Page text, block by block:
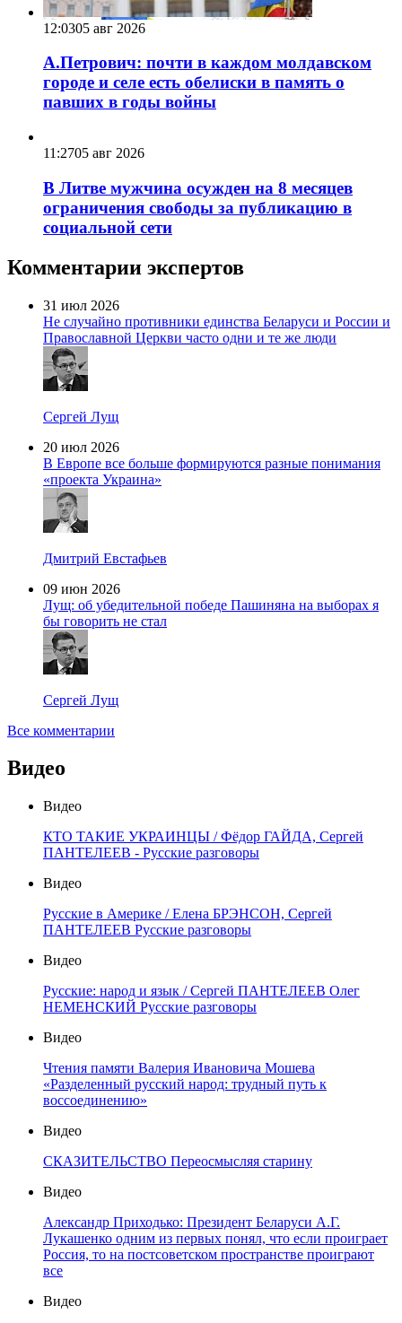
12:0305 авг 2026
А.Петрович: почти в каждом молдавском
городе и селе есть обелиски в память о
павших в годы войны
11:2705 авг 2026
В Литве мужчина осужден на 8 месяцев
ограничения свободы за публикацию в
социальной сети
Комментарии экспертов
31 июл 2026
Не случайно противники единства Беларуси и России и
Православной Церкви часто одни и те же люди
Сергей Лущ
20 июл 2026
В Европе все больше формируются разные понимания
«проекта Украина»
Дмитрий Евстафьев
09 июн 2026
Лущ: об убедительной победе Пашиняна на выборах я
бы говорить не стал
Сергей Лущ
Все комментарии
Видео
Видео
КТО ТАКИЕ УКРАИНЦЫ / Фёдор ГАЙДА, Сергей
ПАНТЕЛЕЕВ - Русские разговоры
Видео
Русские в Америке / Елена БРЭНСОН, Сергей
ПАНТЕЛЕЕВ Русские разговоры
Видео
Русские: народ и язык / Сергей ПАНТЕЛЕЕВ Олег
НЕМЕНСКИЙ Русские разговоры
Видео
Чтения памяти Валерия Ивановича Мошева
«Разделенный русский народ: трудный путь к
воссоединению»
Видео
СКАЗИТЕЛЬСТВО Переосмысляя старину
Видео
Александр Приходько: Президент Беларуси А.Г.
Лукашенко одним из первых понял, что если проиграет
Россия, то на постсоветском пространстве проиграют
все
Видео